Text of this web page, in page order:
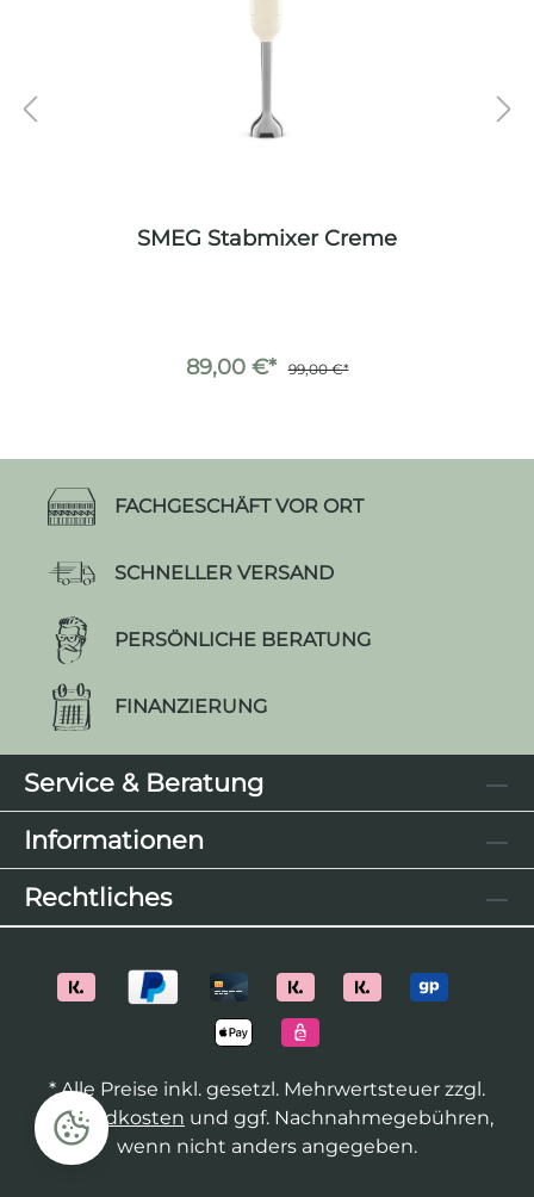
SMEG Stabmixer Creme
89,00 €* 99,00 €*
FACHGESCHÄFT VOR ORT
SCHNELLER VERSAND
PERSÖNLICHE BERATUNG
FINANZIERUNG
Service & Beratung
Informationen
Rechtliches
* Alle Preise inkl. gesetzl. Mehrwertsteuer zzgl.
Versandkosten und ggf. Nachnahmegebühren,
wenn nicht anders angegeben.